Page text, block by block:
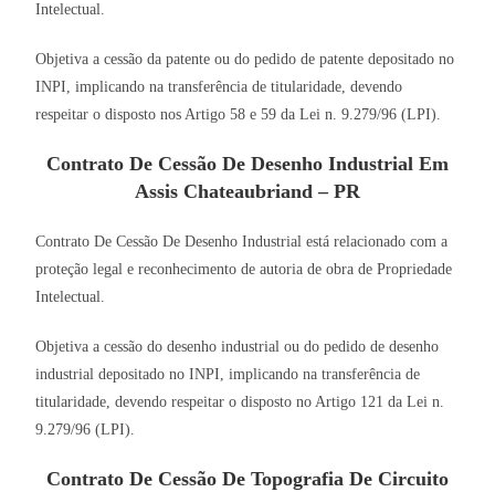
Intelectual.
Objetiva a cessão da patente ou do pedido de patente depositado no
INPI, implicando na transferência de titularidade, devendo
respeitar o disposto nos Artigo 58 e 59 da Lei n. 9.279/96 (LPI).
Contrato De Cessão De Desenho Industrial Em
Assis Chateaubriand – PR
Contrato De Cessão De Desenho Industrial está relacionado com a
proteção legal e reconhecimento de autoria de obra de Propriedade
Intelectual.
Objetiva a cessão do desenho industrial ou do pedido de desenho
industrial depositado no INPI, implicando na transferência de
titularidade, devendo respeitar o disposto no Artigo 121 da Lei n.
9.279/96 (LPI).
Contrato De Cessão De Topografia De Circuito